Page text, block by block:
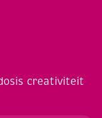
creativiteit